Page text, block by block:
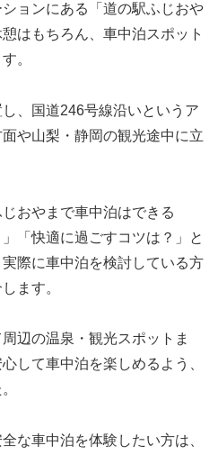
ョンにある「道の駅ふじおや
はもちろん、車中泊スポット
。
、国道246号線沿いというア
や山梨・静岡の観光途中に立
おやまで車中泊はできる
「快適に過ごすコツは？」と
際に車中泊を検討している方
ます。
辺の温泉・観光スポットま
して車中泊を楽しめるよう、
な車中泊を体験したい方は、